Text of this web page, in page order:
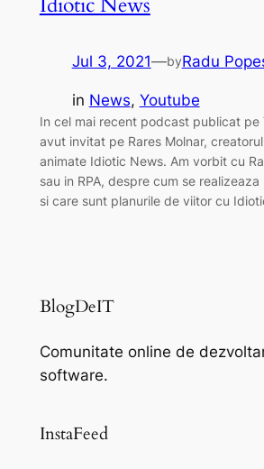
Jul 3, 2021—byRadu
in News, Youtube
In cel mai recent podcast publicat pe
avut invitat pe Rares Molnar,
animate Idiotic News. Am vorbit cu
sau in RPA, despre cum se
si care sunt planurile de viitor cu
BlogDeIT
Comunitate online de
software.
InstaFeed